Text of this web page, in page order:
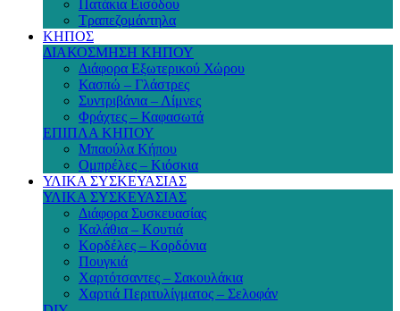
Πατάκια Εισόδου
Τραπεζομάντηλα
ΚΗΠΟΣ
ΔΙΑΚΟΣΜΗΣΗ ΚΗΠΟΥ
Διάφορα Εξωτερικού Χώρου
Κασπώ – Γλάστρες
Συντριβάνια – Λίμνες
Φράχτες – Καφασωτά
ΕΠΙΠΛΑ ΚΗΠΟΥ
Μπαούλα Κήπου
Ομπρέλες – Κιόσκια
ΥΛΙΚΑ ΣΥΣΚΕΥΑΣΙΑΣ
ΥΛΙΚΑ ΣΥΣΚΕΥΑΣΙΑΣ
Διάφορα Συσκευασίας
Καλάθια – Κουτιά
Κορδέλες – Κορδόνια
Πουγκιά
Χαρτότσαντες – Σακουλάκια
Χαρτιά Περιτυλίγματος – Σελοφάν